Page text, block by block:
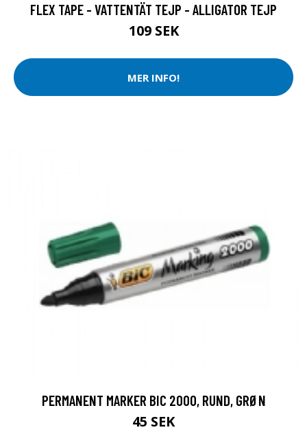
FLEX TAPE - VATTENTÄT TEJP - ALLIGATOR TEJP
109 SEK
MER INFO!
PERMANENT MARKER BIC 2000, RUND, GRØN
45 SEK